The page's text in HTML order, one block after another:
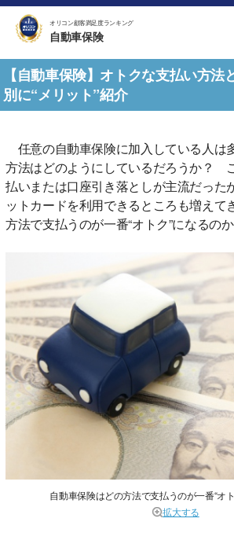
オリコン顧客満足度ランキング
自動車保険
【自動車保険】オトクな支払い方
別に“メリット”紹介
任意の自動車保険に加入している人は
方法はどのようにしているだろうか？
払いまたは口座引き落としが主流だった
ットカードを利用できるところも増えて
方法で支払うのが一番“オトク”になるのか
自動車保険はどの方法で支払うのが一番“オ
拡大する